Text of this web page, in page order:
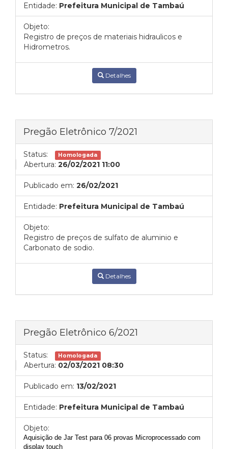
Entidade: Prefeitura Municipal de Tambaú
Objeto:
Registro de preços de materiais hidraulicos e
Hidrometros.
Detalhes
Pregão Eletrônico 7/2021
Status: Homologada
Abertura: 26/02/2021 11:00
Publicado em: 26/02/2021
Entidade: Prefeitura Municipal de Tambaú
Objeto:
Registro de preços de sulfato de aluminio e
Carbonato de sodio.
Detalhes
Pregão Eletrônico 6/2021
Status: Homologada
Abertura: 02/03/2021 08:30
Publicado em: 13/02/2021
Entidade: Prefeitura Municipal de Tambaú
Objeto:
Aquisição de Jar Test para 06 provas Microprocessado com
display touch